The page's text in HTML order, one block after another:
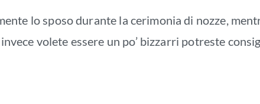
lo sposo durante la cerimonia di nozze,
volete essere un po’ bizzarri potreste